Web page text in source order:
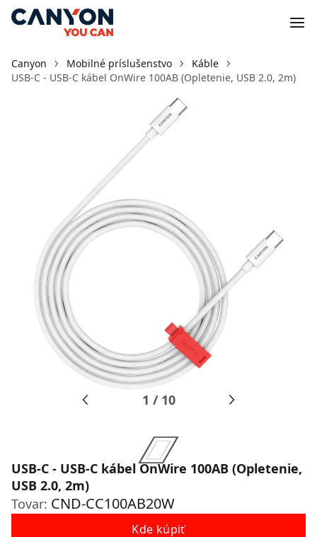
Canyon Mobilné príslušenstvo
Káble
USB-C - USB-C kábel OnWire 100AB (Opletenie, USB 2.0, 2m)
1 / 10
USB-C - USB-C kábel OnWire 100AB (Opletenie,
USB 2.0, 2m)
Tovar: CND-CC100AB20W
Kde kúpiť